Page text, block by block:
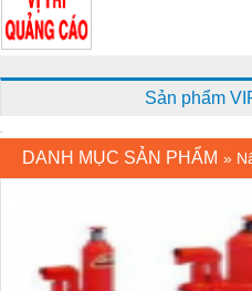
Sản phẩm
DANH MỤC SẢN PHẨM »